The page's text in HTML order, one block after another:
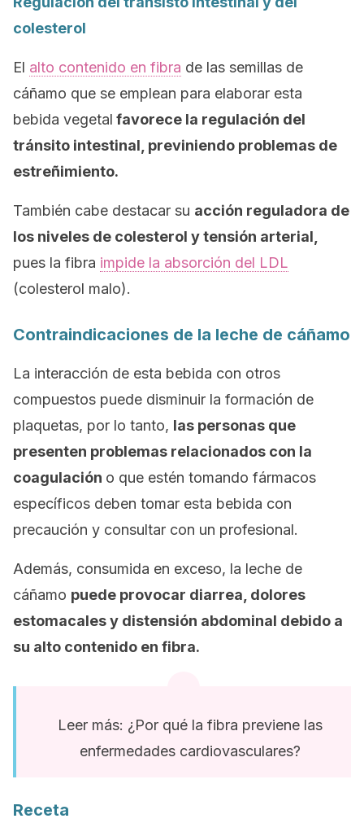
colesterol
El alto contenido en fibra de las semillas de
cáñamo que se emplean para elaborar esta
bebida vegetal favorece la regulación del
tránsito intestinal, previniendo problemas de
estreñimiento.
También cabe destacar su acción reguladora de
los niveles de colesterol y tensión arterial,
pues la fibra impide la absorción del LDL
(colesterol malo).
Contraindicaciones de la leche de cáñamo
La interacción de esta bebida con otros
compuestos puede disminuir la formación de
plaquetas, por lo tanto, las personas que
presenten problemas relacionados con la
coagulación o que estén tomando fármacos
específicos deben tomar esta bebida con
precaución y consultar con un profesional.
Además, consumida en exceso, la leche de
cáñamo puede provocar diarrea, dolores
estomacales y distensión abdominal debido a
su alto contenido en fibra.
Leer más: ¿Por qué la fibra previene las
enfermedades cardiovasculares?
Receta